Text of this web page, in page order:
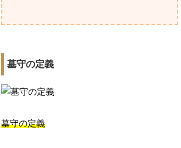
墓守の定義
墓守の定義